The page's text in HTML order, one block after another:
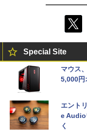
Special Site
マウス
5,000円
エント
e Audio
く